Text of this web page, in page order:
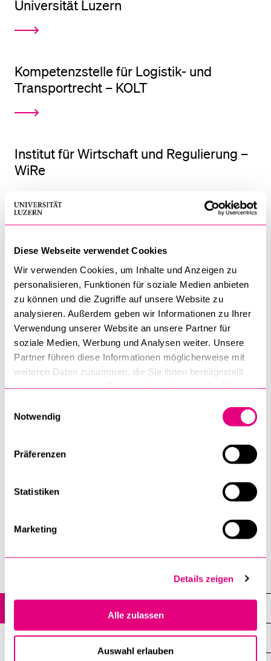
Diese Webseite verwendet Cookies
Wir verwenden Cookies, um Inhalte und Anzeigen zu
personalisieren, Funktionen für soziale Medien anbieten
zu können und die Zugriffe auf unsere Website zu
analysieren. Außerdem geben wir Informationen zu Ihrer
Verwendung unserer Website an unsere Partner für
soziale Medien, Werbung und Analysen weiter. Unsere
Partner führen diese Informationen möglicherweise mit
weiteren Daten zusammen, die Sie ihnen bereitgestellt
Notwendig
Präferenzen
Statistiken
Marketing
Details zeigen
Alle zulassen
Auswahl erlauben
Institute, Akademien, Zentren
Zentrum für Konflikt und Verfahren CCR
Universität Luzern
Kompetenzstelle für Logistik- und
Transportrecht – KOLT
Institut für Wirtschaft und Regulierung –
WiRe
Zentrum für Religions­verfassungs­recht
(ZRV)
Obwaldner Institut für Justizforschung an
Urner Institut Kulturen der Alpen an der
Universität Luzern